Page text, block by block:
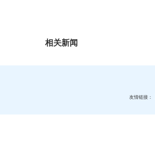
相关新闻
友情链接：